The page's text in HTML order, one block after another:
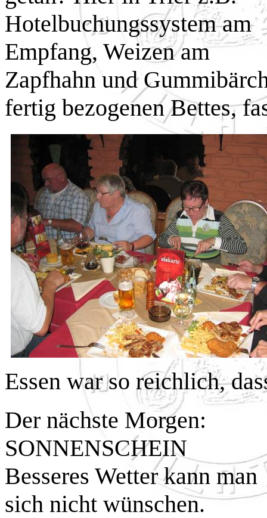
Hotelbuchungssystem am
Empfang, Weizen am
Zapfhahn und
fertig bezogenen Bettes,
Essen war so reichlich,
Der nächste Morgen:
SONNENSCHEIN
Besseres Wetter kann man
sich nicht wünschen.